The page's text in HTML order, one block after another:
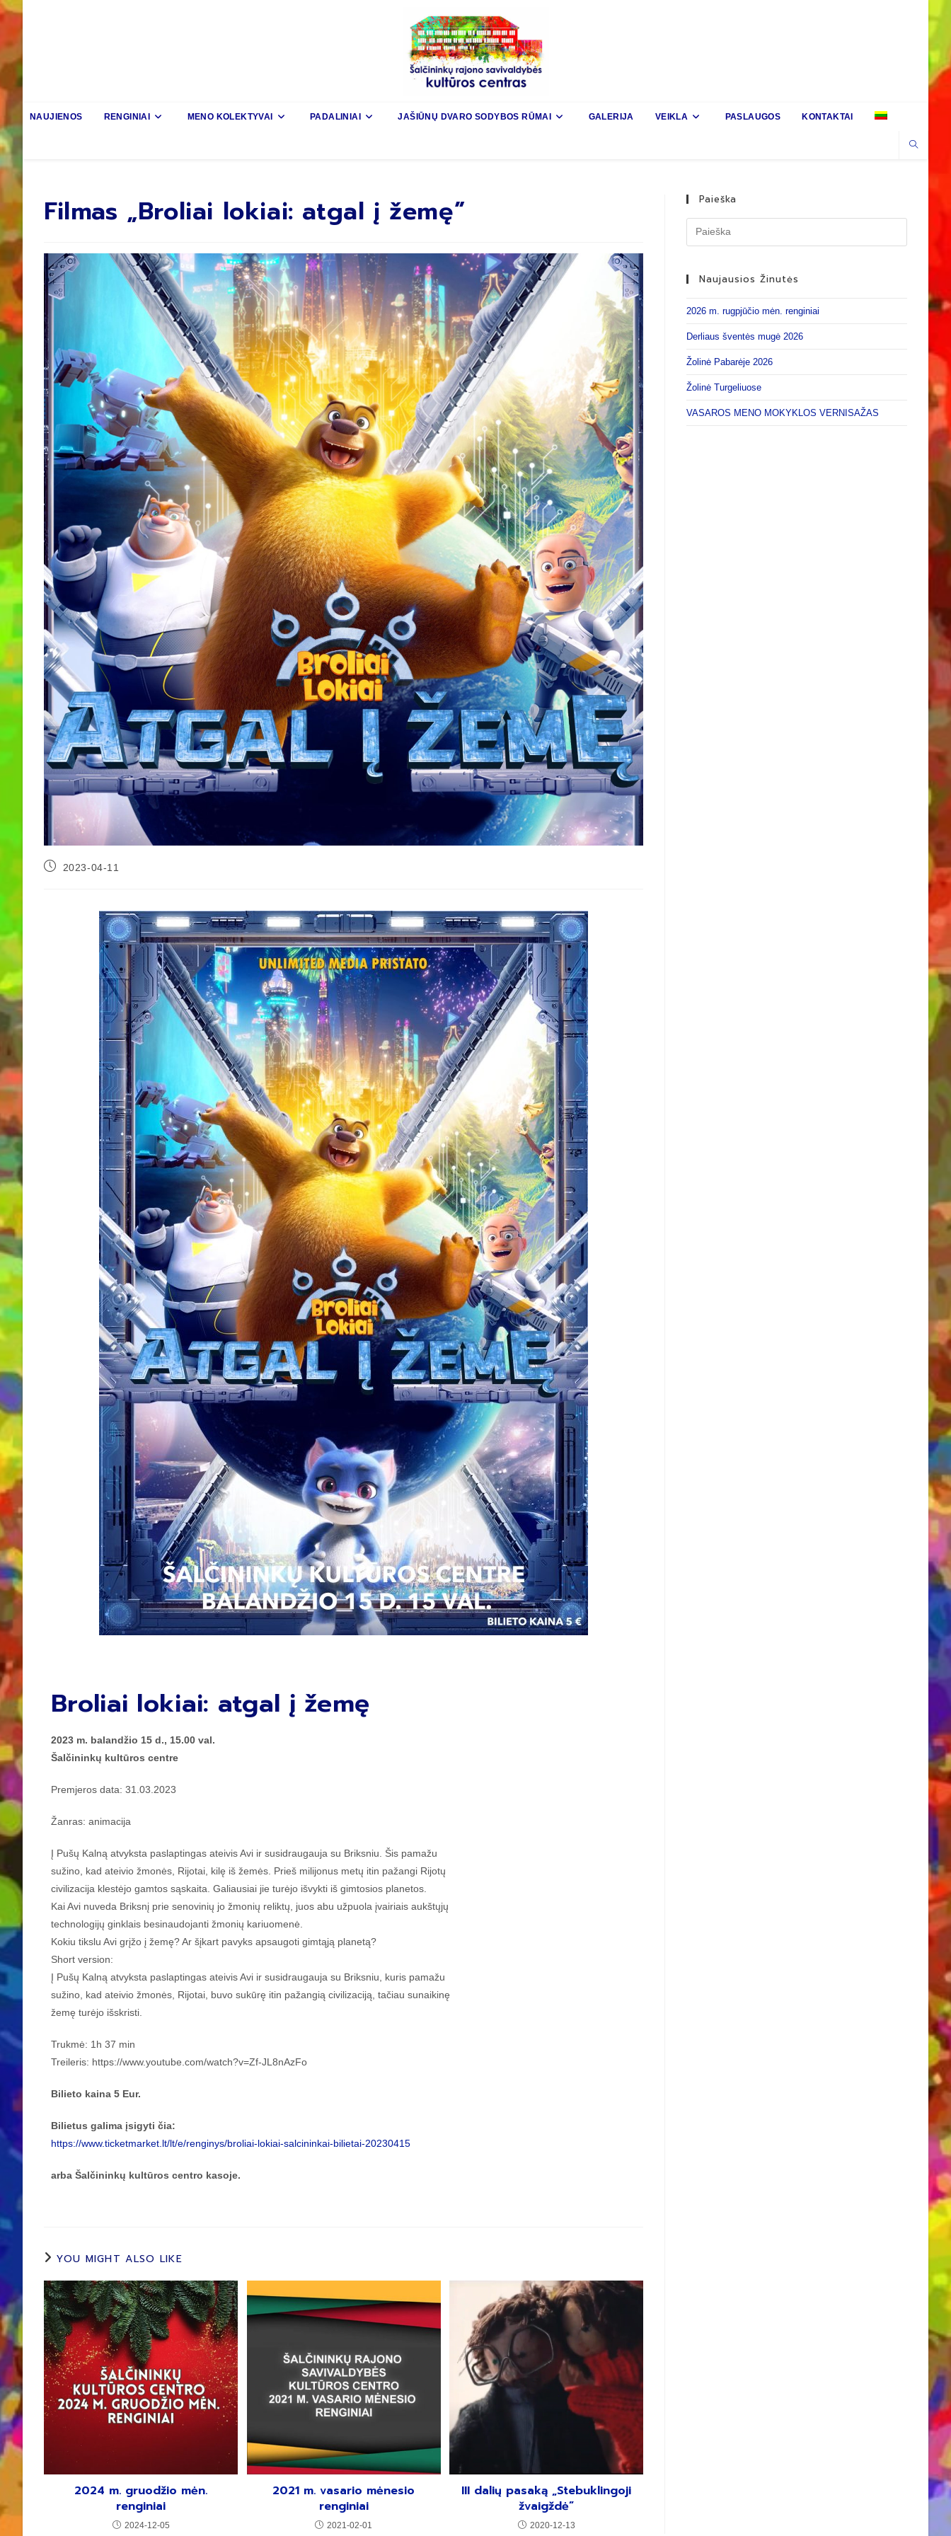
NAUJIENOS RENGINIAI MENO KOLEKTYVAI PADALINIAI JAŠIŪNŲ DVARO SODYBOS RŪMAI GALERIJA VEIKLA PASLAUGOS KONTAKTAI
Filmas „Broliai lokiai: atgal į žemę”
2023-04-11
Broliai lokiai: atgal į žemę
2023 m. balandžio 15 d., 15.00 val.
Šalčininkų kultūros centre
Premjeros data: 31.03.2023
Žanras: animacija
Į Pušų Kalną atvyksta paslaptingas ateivis Avi ir susidraugauja su Briksniu. Šis pamažu
sužino, kad ateivio žmonės, Rijotai, kilę iš žemės. Prieš milijonus metų itin pažangi Rijotų
civilizacija klestėjo gamtos sąskaita. Galiausiai jie turėjo išvykti iš gimtosios planetos.
Kai Avi nuveda Briksnį prie senovinių jo žmonių reliktų, juos abu užpuola įvairiais aukštųjų
technologijų ginklais besinaudojanti žmonių kariuomenė.
Kokiu tikslu Avi grįžo į žemę? Ar šįkart pavyks apsaugoti gimtąją planetą?
Short version:
Į Pušų Kalną atvyksta paslaptingas ateivis Avi ir susidraugauja su Briksniu, kuris pamažu
sužino, kad ateivio žmonės, Rijotai, buvo sukūrę itin pažangią civilizaciją, tačiau sunaikinę
žemę turėjo išskristi.
Trukmė: 1h 37 min
Treileris: https://www.youtube.com/watch?v=Zf-JL8nAzFo
Bilieto kaina 5 Eur.
Bilietus galima įsigyti čia:
https://www.ticketmarket.lt/lt/e/renginys/broliai-lokiai-salcininkai-bilietai-20230415
arba Šalčininkų kultūros centro kasoje.
YOU MIGHT ALSO LIKE
2024 m. gruodžio mėn.
renginiai
2024-12-05
2021 m. vasario mėnesio
renginiai
2021-02-01
III dalių pasaką „Stebuklingoji
žvaigždė”
2020-12-13
Paieška
Naujausios Žinutės
2026 m. rugpjūčio mėn. renginiai
Derliaus šventės mugė 2026
Žolinė Pabarėje 2026
Žolinė Turgeliuose
VASAROS MENO MOKYKLOS VERNISAŽAS